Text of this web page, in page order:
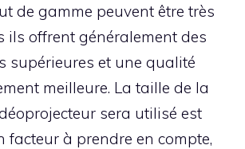
de gamme peuvent être très
ils offrent généralement des
supérieures et une qualité
meilleure. La taille de la
sera utilisé est
facteur à prendre en compte,